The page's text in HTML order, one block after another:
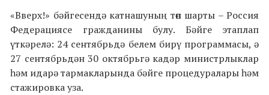
«Вверх!» бәйгесендә катнашуның төп шарты – Россия
Федерациясе гражданины булу. Бәйге этаплап
үткәрелә: 24 сентябрьдә белем бирү программасы, ә
27 сентябрьдән 30 октябрьгә кадәр министрлыклар
һәм идарә тармакларында бәйге процедуралары һәм
стажировка уза.